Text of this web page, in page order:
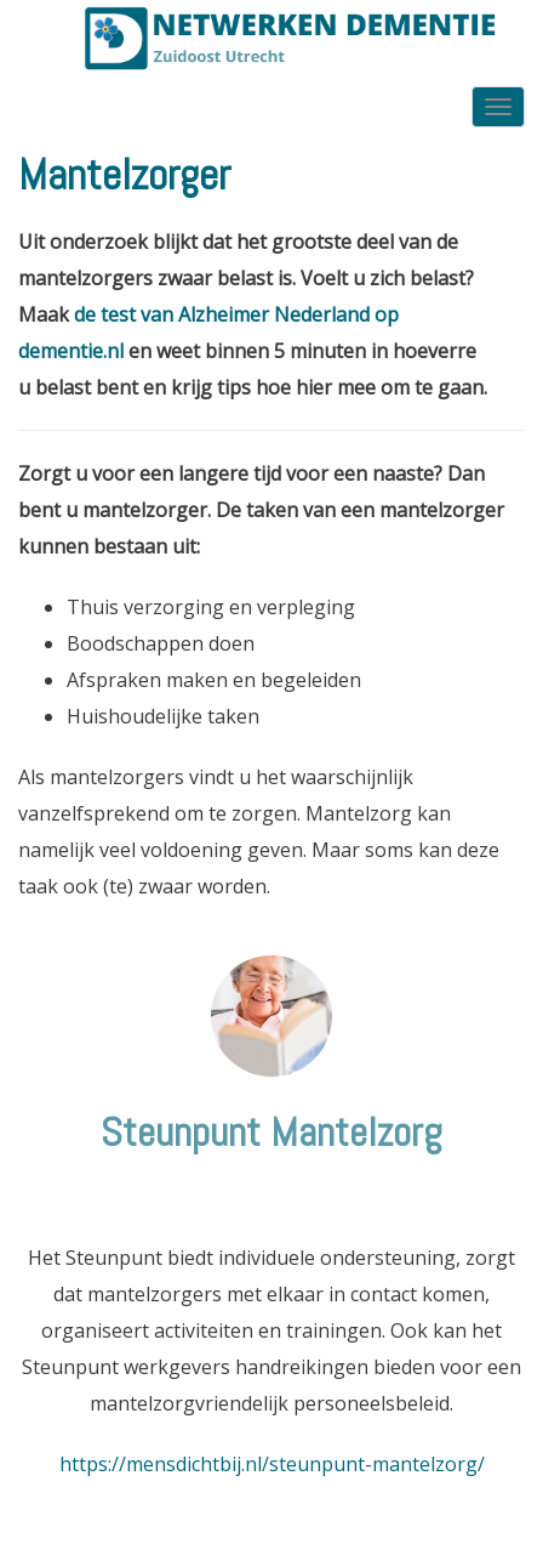
Toggle
Mantelzorger
Uit onderzoek blijkt dat het grootste deel van de
mantelzorgers zwaar belast is. Voelt u zich belast?
Maakde test van Alzheimer Nederland op
dementie.nlen weet binnen 5 minuten in hoeverre
u belast bent en krijg tips hoe hier mee om te gaan.
Zorgt u voor een langere tijd voor een naaste? Dan
bent u mantelzorger. De taken van een mantelzorger
kunnen bestaan uit:
Thuis verzorging en verpleging
Boodschappen doen
Afspraken maken en begeleiden
Huishoudelijke taken
Als mantelzorgers vindt u het waarschijnlijk
vanzelfsprekend om te zorgen. Mantelzorg kan
namelijk veel voldoening geven. Maar soms kan deze
taak ook (te) zwaar worden.
Steunpunt Mantelzorg
Het Steunpunt biedt individuele ondersteuning, zorgt
dat mantelzorgers met elkaar in contact komen,
organiseert activiteiten en trainingen. Ook kan het
Steunpunt werkgevers handreikingen bieden voor een
mantelzorgvriendelijk personeelsbeleid.
https://mensdichtbij.nl/steunpunt-mantelzorg/